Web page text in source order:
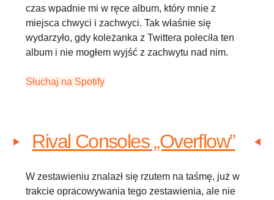
czas wpadnie mi w ręce album, który mnie z
miejsca chwyci i zachwyci. Tak właśnie się
wydarzyło, gdy koleżanka z Twittera poleciła ten
album i nie mogłem wyjść z zachwytu nad nim.
Słuchaj na Spotify
Rival Consoles „Overflow”
W zestawieniu znalazł się rzutem na taśmę, już w
trakcie opracowywania tego zestawienia, ale nie